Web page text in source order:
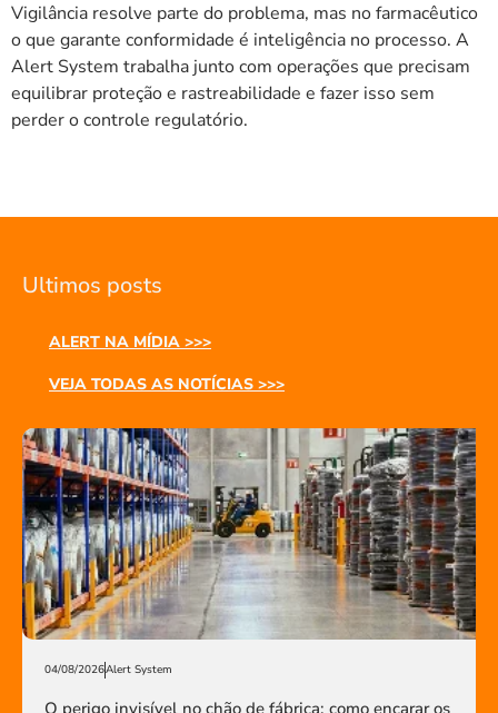
Vigilância resolve parte do problema, mas no farmacêutico
o que garante conformidade é inteligência no processo. A
Alert System trabalha junto com operações que precisam
equilibrar proteção e rastreabilidade e fazer isso sem
perder o controle regulatório.
Ultimos posts
ALERT NA MÍDIA >>>
VEJA TODAS AS NOTÍCIAS >>>
04/08/2026Alert System
O perigo invisível no chão de fábrica: como encarar os